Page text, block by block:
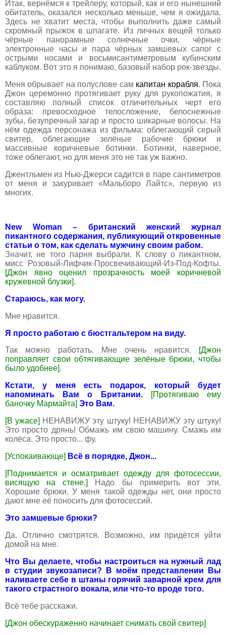
Итак, вернёмся к трейлеру, который, как и его нынешний
обитатель, оказался несколько меньше, чем я ожидала.
Здесь не хватит места, чтобы выполнить даже самый
скромный прыжок в шпагате. Из личных вещей только
чёрные панорамные солнечные очки, чёрные
электронные часы и пара чёрных замшевых сапог с
острыми носами и восьмисантиметровым кубинским
каблуком. Вот это я понимаю, базовый набор рок-звезды.
Меня обрывает на полуслове сам капитан корабля. Пока
Джон церемонно протягивает руку для рукопожатия, я
составляю полный список отличительных черт его
образа: превосходное телосложение, белоснежные
зубы, безупречный загар и просто шикарные волосы. На
нём одежда персонажа из фильма: облегающий серый
свитер, облегающие зелёные рабочие брюки и
массивные коричневые ботинки. Ботинки, наверное,
тоже облегают, но для меня это не так уж важно.
Джентльмен из Нью-Джерси садится в паре сантиметров
от меня и закуривает «Мальборо Лайтс», первую из
многих.
New Woman – британский женский журнал
пикантного содержания, публикующий откровенные
статьи о том, как сделать мужчину своим рабом.
Значит, не того парня выбрали. К слову о пикантном,
мисс Розовый-Лифчик-Просвечивающий-Из-Под-Кофты.
[Джон явно оценил прозрачность моей коричневой
кружевной блузки].
Стараюсь, как могу.
Мне нравится.
Я просто работаю с бюстгальтером на виду.
Так можно работать. Мне очень нравится.
[Джон
поправляет свои обтягивающие зелёные брюки, чтобы
было удобнее].
Кстати, у меня есть подарок, который будет
напоминать Вам о Британии.
[Протягиваю ему
баночку Мармайта] Это Вам.
[В ужасе] НЕНАВИЖУ эту штуку! НЕНАВИЖУ эту штуку!
Это просто дрянь! Обмажь им свою машину. Смажь им
колёса. Это просто... фу.
[Успокаивающе] Всё в порядке, Джон...
[Поднимается и осматривает одежду для фотосессии,
висящую на стене.]
Надо бы примерить вот эти.
Хорошие брюки. У меня такой одежды нет, они просто
дают мне её поносить для фотосессий.
Это замшевые брюки?
Да. Отлично смотрятся. Возможно, им придётся уйти
домой на мне.
Что Вы делаете, чтобы настроиться на нужный лад
в студии звукозаписи? В моём представлении Вы
наливаете себе в штаны горячий заварной крем для
такого страстного вокала, или что-то вроде того.
Всё тебе расскажи.
[Джон обескураженно начинает снимать свой свитер]